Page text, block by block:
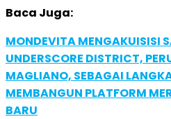
Baca Juga:
MONDEVITA MENGAKUISISI
UNDERSCORE DISTRICT,
MAGLIANO, SEBAGAI
MEMBANGUN PLATFORM
BARU